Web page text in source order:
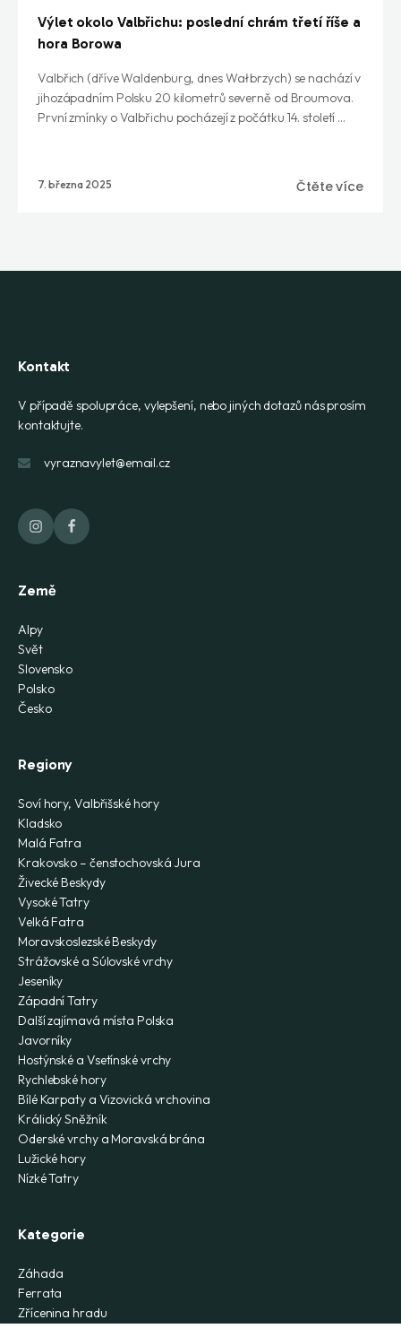
Výlet okolo Valbřichu: poslední chrám třetí říše a
hora Borowa
Valbřich (dříve Waldenburg, dnes Wałbrzych) se nachází v
jihozápadním Polsku 20 kilometrů severně od Broumova.
První zmínky o Valbřichu pocházejí z počátku 14. století ...
7. března 2025 Čtěte více
Kontakt
V případě spolupráce, vylepšení, nebo jiných dotazů nás prosím
kontaktujte.
vyraznavylet@email.cz
Země
Alpy
Svět
Slovensko
Polsko
Česko
Regiony
Soví hory, Valbřišské hory
Kladsko
Malá Fatra
Krakovsko – čenstochovská Jura
Živecké Beskydy
Vysoké Tatry
Velká Fatra
Moravskoslezské Beskydy
Strážovské a Súlovské vrchy
Jeseníky
Západní Tatry
Další zajímavá místa Polska
Javorníky
Hostýnské a Vsetínské vrchy
Rychlebské hory
Bílé Karpaty a Vizovická vrchovina
Králický Sněžník
Oderské vrchy a Moravská brána
Lužické hory
Nízké Tatry
Kategorie
Záhada
Ferrata
Zřícenina hradu